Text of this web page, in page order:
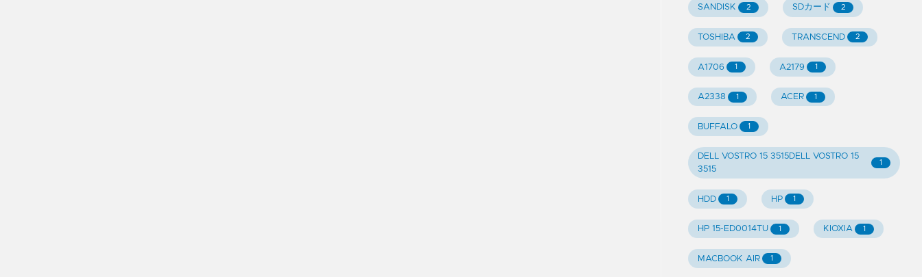
SANDISK 2 SDカード 2
TOSHIBA 2 TRANSCEND 2
A1706 1 A2179 1
A2338 1 ACER 1
BUFFALO 1
DELL VOSTRO 15 3515DELL VOSTRO 15
3515
1
HDD 1 HP 1
HP 15-ED0014TU 1 KIOXIA 1
MACBOOK AIR 1